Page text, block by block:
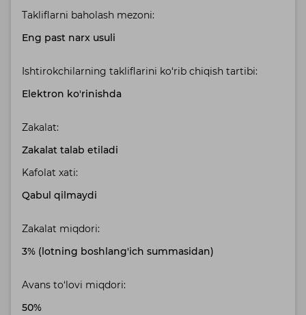
Takliflarni baholash mezoni:
Eng past narx usuli
Ishtirokchilarning takliflarini ko‘rib chiqish tartibi:
Elektron ko'rinishda
Zakalat:
Zakalat talab etiladi
Kafolat xati:
Qabul qilmaydi
Zakalat miqdori:
3% (lotning boshlang'ich summasidan)
Avans to‘lovi miqdori:
50%